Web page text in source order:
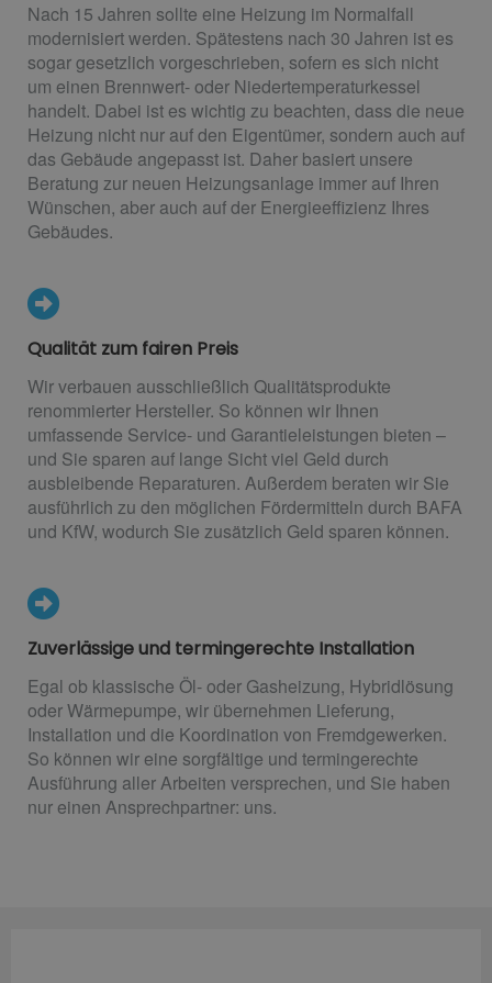
Nach 15 Jahren sollte eine Heizung im Normalfall
modernisiert werden. Spätestens nach 30 Jahren ist es
sogar gesetzlich vorgeschrieben, sofern es sich nicht
um einen Brennwert- oder Niedertemperaturkessel
handelt. Dabei ist es wichtig zu beachten, dass die neue
Heizung nicht nur auf den Eigentümer, sondern auch auf
das Gebäude angepasst ist. Daher basiert unsere
Beratung zur neuen Heizungsanlage immer auf Ihren
Wünschen, aber auch auf der Energieeffizienz Ihres
Gebäudes.
Qualität zum fairen Preis
Wir verbauen ausschließlich Qualitätsprodukte
renommierter Hersteller. So können wir Ihnen
umfassende Service- und Garantieleistungen bieten –
und Sie sparen auf lange Sicht viel Geld durch
ausbleibende Reparaturen. Außerdem beraten wir Sie
ausführlich zu den möglichen Fördermitteln durch BAFA
und KfW, wodurch Sie zusätzlich Geld sparen können.
Zuverlässige und termingerechte Installation
Egal ob klassische Öl- oder Gasheizung, Hybridlösung
oder Wärmepumpe, wir übernehmen Lieferung,
Installation und die Koordination von Fremdgewerken.
So können wir eine sorgfältige und termingerechte
Ausführung aller Arbeiten versprechen, und Sie haben
nur einen Ansprechpartner: uns.